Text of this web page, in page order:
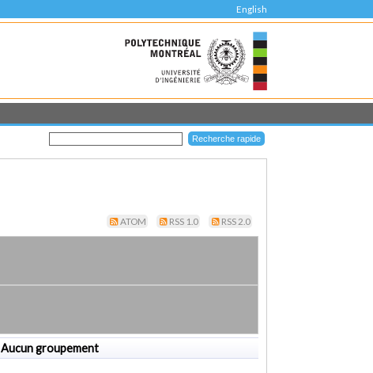
English
ATOM RSS 1.0 RSS 2.0
Aucun groupement